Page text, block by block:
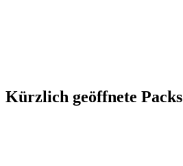
Kürzlich geöffnete Packs